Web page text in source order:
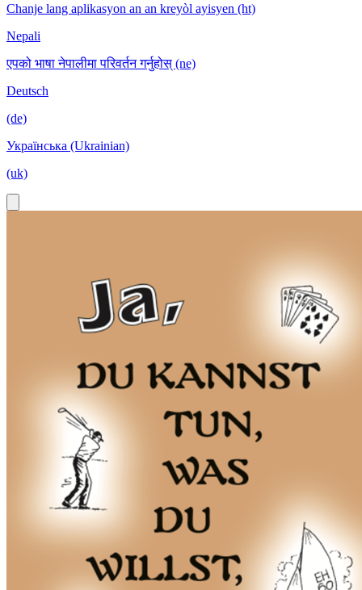
Chanje lang aplikasyon an an kreyòl ayisyen (ht)
Nepali
एपको भाषा नेपालीमा परिवर्तन गर्नुहोस् (ne)
Deutsch
(de)
Українська (Ukrainian)
(uk)